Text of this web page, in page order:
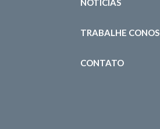
TRABALHE
CONTATO